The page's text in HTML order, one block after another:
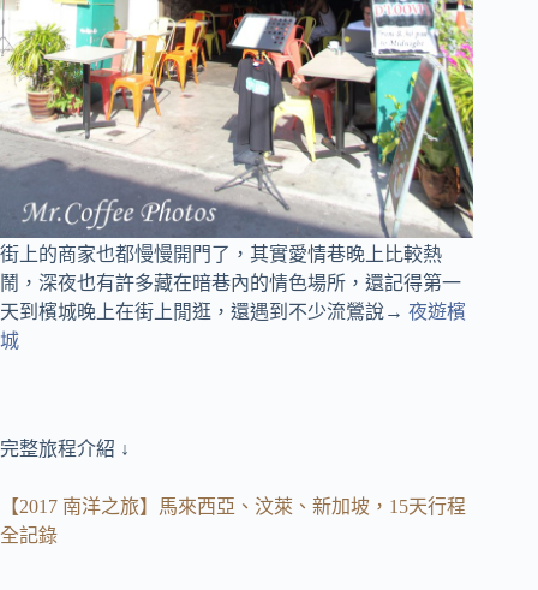
街上的商家也都慢慢開門了，其實愛情巷晚上比較熱
鬧，深夜也有許多藏在暗巷內的情色場所，還記得第一
天到檳城晚上在街上閒逛，還遇到不少流鶯說→ 夜遊檳
城
完整旅程介紹 ↓
【2017 南洋之旅】馬來西亞、汶萊、新加坡，15天行程
全記錄